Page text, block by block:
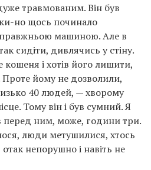
травмованим. Він був
но щось починало
машиною. Але в
сидіти, дивлячись у стіну.
кошеня і хотів його лишити,
Проте йому не дозволили,
40 людей, — хворому
Тому він і був сумний. Я
перед ним, може, години три.
люди метушилися, хтось
отак непорушно і навіть не